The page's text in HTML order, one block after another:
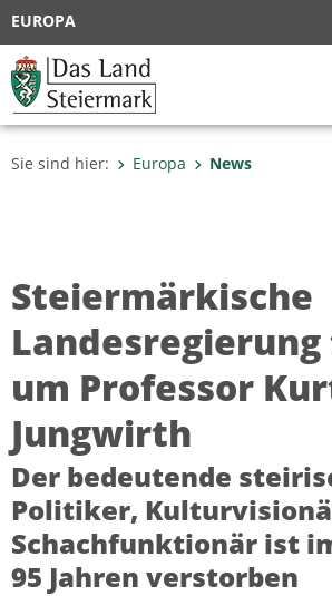
EUROPA
Sie sind hier: Europa News
Steiermärkische
um Professor
Jungwirth
Der bedeutende
Politiker,
Schachfunktionär ist
95 Jahren verstorben